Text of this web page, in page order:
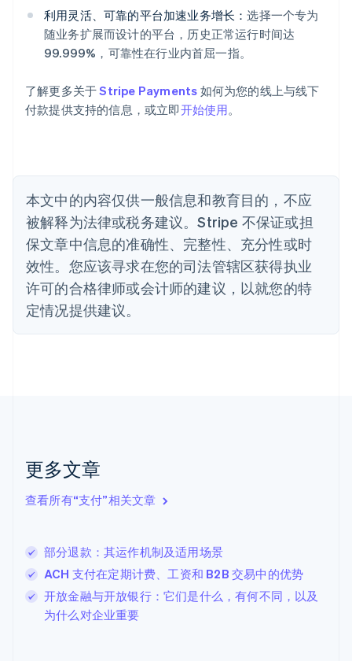
利用灵活、可靠的平台加速业务增长：选择一个专为
随业务扩展而设计的平台，历史正常运行时间达
99.999%，可靠性在行业内首屈一指。
了解更多关于Stripe Payments 如何为您的线上与线下
付款提供支持的信息，或立即开始使用。
本文中的内容仅供一般信息和教育目的，不应
被解释为法律或税务建议。Stripe 不保证或担
保文章中信息的准确性、完整性、充分性或时
效性。您应该寻求在您的司法管辖区获得执业
许可的合格律师或会计师的建议，以就您的特
定情况提供建议。
更多文章
查看所有“支付”相关文章
部分退款：其运作机制及适用场景
ACH 支付在定期计费、工资和 B2B 交易中的优势
开放金融与开放银行：它们是什么，有何不同，以及
为什么对企业重要
English
奥地利
Deutsch English
澳大利亚
巴西
PortuguêsEnglish
English
丹麦
English
德国
DeutschEnglish
法国
FrançaisEnglish
芬兰
EnglishSvenska
English Italiano
拉脱维亚
立陶宛
DeutschEnglish
卢森堡
Français Deutsch English
罗马尼亚
English